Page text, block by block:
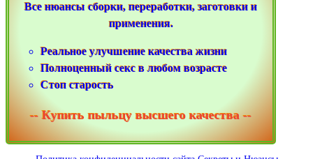
Все нюансы сборки, переработки, заготовки и
применения.
Реальное улучшение качества жизни
Полноценный секс в любом возрасте
Стоп старость
-- Купить пыльцу высшего качества --